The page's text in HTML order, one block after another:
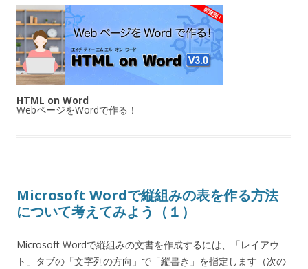
HTML on Word
WebページをWordで作る！
Microsoft Wordで縦組みの表を作る方法
について考えてみよう（１）
Microsoft Wordで縦組みの文書を作成するには、「レイアウ
ト」タブの「文字列の方向」で「縦書き」を指定します（次の